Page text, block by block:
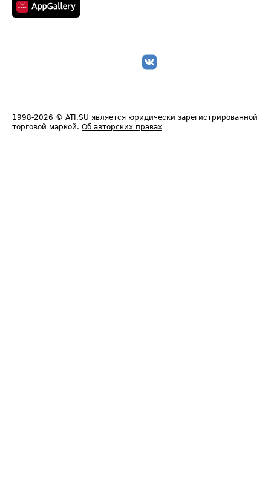
1998-2026 © ATI.SU является юридически зарегистрированной
торговой маркой. Об авторских правах